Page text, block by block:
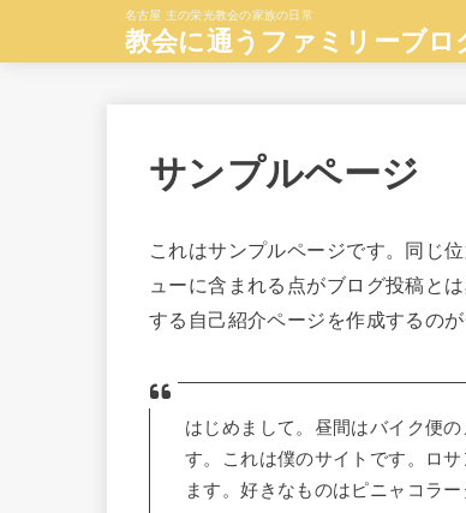
名古屋 主の栄光教会の家族の日常
教会に通うファミリーブロ
サンプルページ
これはサンプルページです。同じ
ューに含まれる点がブログ投稿と
する自己紹介ページを作成するの
はじめまして。昼間はバイク便
す。これは僕のサイトです。ロ
ます。好きなものはピニャコラ